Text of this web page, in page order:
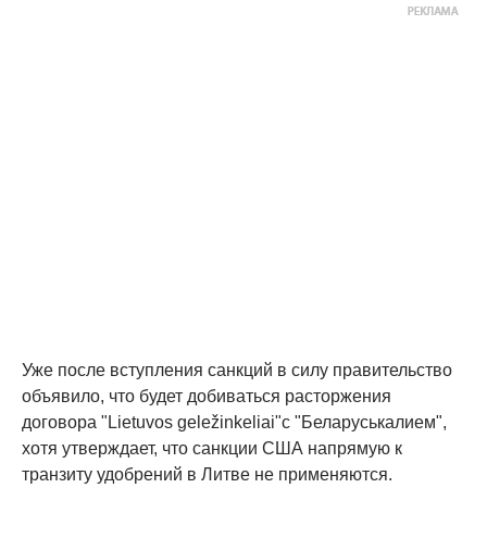
Уже после вступления санкций в силу правительство
объявило, что будет добиваться расторжения
договора "Lietuvos geležinkeliai"c "Беларуськалием",
хотя утверждает, что санкции США напрямую к
транзиту удобрений в Литве не применяются.